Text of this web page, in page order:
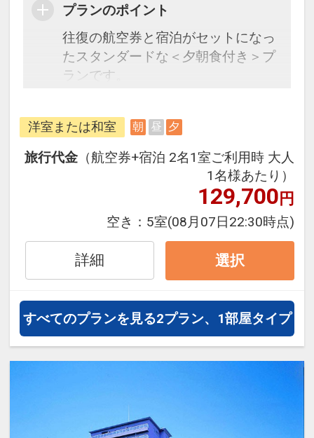
プランのポイント
往復の航空券と宿泊がセットになっ
たスタンダードな＜夕朝食付き＞プ
ランです。
できるダイナミックパッケージだか
ら、一都市滞在はもちろん周遊旅行
にも最適！
旅行期間中の1泊だけの宿泊や延
泊・飛び泊なども自由自在です。
フライトは、安心のJAL（または
JALグループ）確約！フライトマイ
ル50%貯まります。
オプションでレンタカーや現地交
通・体験プランなどの追加（同時予
約）が可能なプランもございます。
※3～5歳の添い寝のお客様は施設使
用料としてお一人様2,200円を別途
洋室または和室 朝 昼 夕
旅行代金 （航空券+宿泊 2名1室ご利用時 大人
1名様あたり）
129,700円
空き： 5室(08月07日22:30時点)
詳細 選択
すべてのプランを見る2プラン、1部屋タイプ